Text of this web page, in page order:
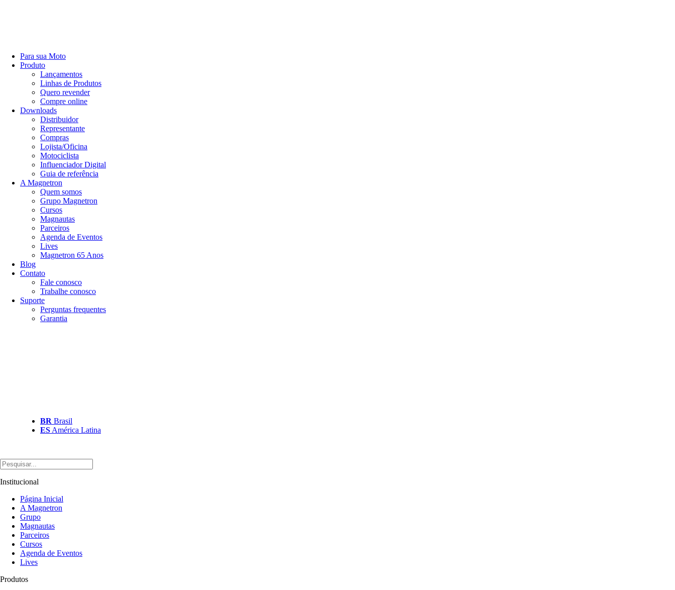
Para sua Moto
Produto
Lançamentos
Linhas de Produtos
Quero revender
Compre online
Downloads
Distribuidor
Representante
Compras
Lojista/Oficina
Motociclista
Influenciador Digital
Guia de referência
A Magnetron
Quem somos
Grupo Magnetron
Cursos
Magnautas
Parceiros
Agenda de Eventos
Lives
Magnetron 65 Anos
Blog
Contato
Fale conosco
Trabalhe conosco
Suporte
Perguntas frequentes
Garantia
BR Brasil
ES América Latina
Institucional
Página Inicial
A Magnetron
Grupo
Magnautas
Parceiros
Cursos
Agenda de Eventos
Lives
Produtos